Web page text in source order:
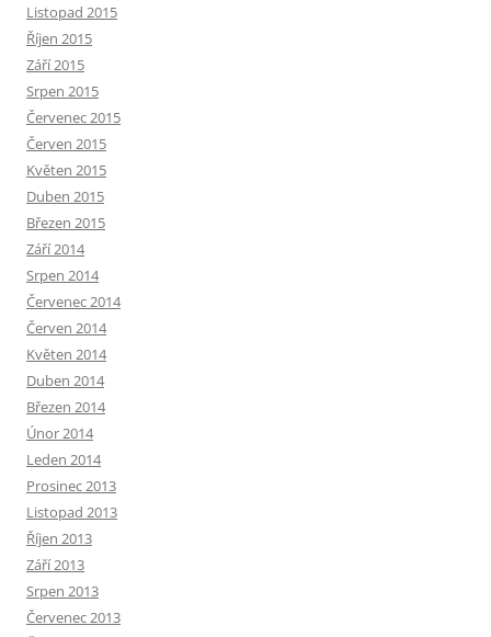
Listopad 2015
Říjen 2015
Září 2015
Srpen 2015
Červenec 2015
Červen 2015
Květen 2015
Duben 2015
Březen 2015
Září 2014
Srpen 2014
Červenec 2014
Červen 2014
Květen 2014
Duben 2014
Březen 2014
Únor 2014
Leden 2014
Prosinec 2013
Listopad 2013
Říjen 2013
Září 2013
Srpen 2013
Červenec 2013